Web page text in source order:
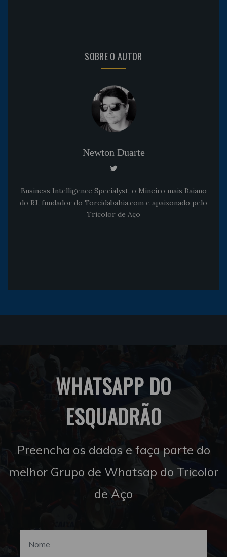
SOBRE O AUTOR
Newton Duarte
Business Intelligence Specialyst, o Mineiro mais Baiano
do RJ, fundador do Torcidabahia.com e apaixonado pelo
Tricolor de Aço
WHATSAPP DO
ESQUADRÃO
Preencha os dados e faça parte do
melhor Grupo de Whatsap do Tricolor
de Aço